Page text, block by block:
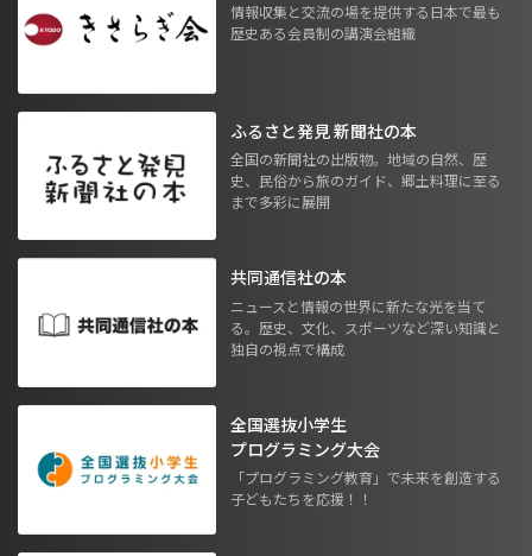
情報収集と交流の場を提供する日本で最も
歴史ある会員制の講演会組織
ふるさと発見 新聞社の本
全国の新聞社の出版物。地域の自然、歴
史、民俗から旅のガイド、郷土料理に至る
まで多彩に展開
共同通信社の本
ニュースと情報の世界に新たな光を当て
る。歴史、文化、スポーツなど深い知識と
独自の視点で構成
全国選抜小学生
プログラミング大会
「プログラミング教育」で未来を創造する
子どもたちを応援！！